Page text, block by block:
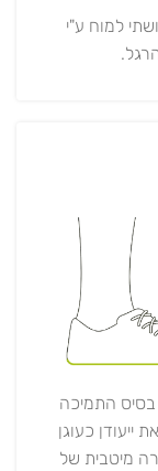
למוח ע"י
התמיכה
כעוגן
מיטבית של